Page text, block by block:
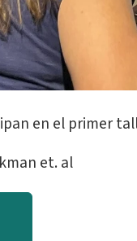
en el primer
et. al